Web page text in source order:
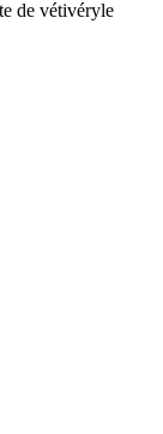
de vétivéryle